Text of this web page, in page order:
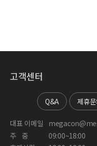
고객센터
Q&A 제휴
대표 이메일
주
중
09:00~18:00